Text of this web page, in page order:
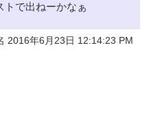
トで出ねーかなぁ
2016年6月23日 12:14:23 PM